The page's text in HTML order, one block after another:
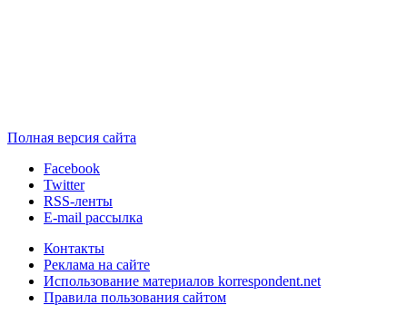
Полная версия сайта
Facebook
Twitter
RSS-ленты
E-mail рассылка
Контакты
Реклама на сайте
Использование материалов korrespondent.net
Правила пользования сайтом